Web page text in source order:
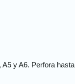
y A6. Perfora hasta